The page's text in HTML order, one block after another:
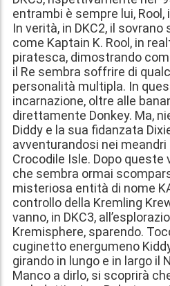
entrambi è sempre lui, Rool,
In verità, in DKC2, il
come Kaptain K. Rool, in
piratesca, dimostrando
il Re sembra soffrire di
personalità multipla. In
incarnazione, oltre alle
direttamente Donkey. Ma,
Diddy e la sua fidanzata
avventurandosi nei meandri
Crocodile Isle. Dopo queste
che sembra ormai
misteriosa entità di nome
controllo della Kremling
vanno, in DKC3,
Kremisphere, sparendo.
cuginetto energumeno
girando in lungo e in largo il
Manco a dirlo, si scoprirà